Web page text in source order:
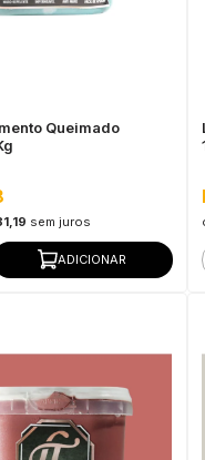
Queimado
sem juros
ADICIONAR